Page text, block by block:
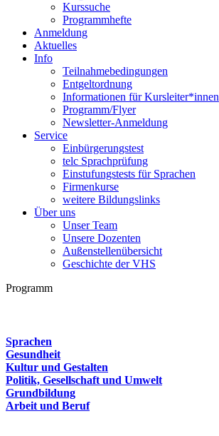
Kurssuche
Programmhefte
Anmeldung
Aktuelles
Info
Teilnahmebedingungen
Entgeltordnung
Informationen für Kursleiter*innen
Programm/Flyer
Newsletter-Anmeldung
Service
Einbürgerungstest
telc Sprachprüfung
Einstufungstests für Sprachen
Firmenkurse
weitere Bildungslinks
Über uns
Unser Team
Unsere Dozenten
Außenstellenübersicht
Geschichte der VHS
Programm
Sprachen
Gesundheit
Kultur und Gestalten
Politik, Gesellschaft und Umwelt
Grundbildung
Arbeit und Beruf